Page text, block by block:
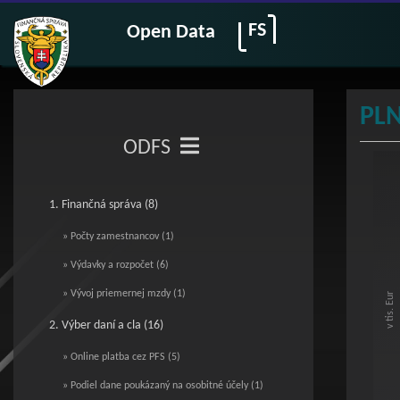
Open Data FS
ODFS
1. Finančná správa (8)
» Počty zamestnancov (1)
» Výdavky a rozpočet (6)
» Vývoj priemernej mzdy (1)
2. Výber daní a cla (16)
» Online platba cez PFS (5)
» Podiel dane poukázaný na osobitné účely (1)
v tis. Eur